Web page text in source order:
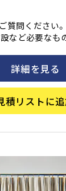
質問ください
など必要なも
詳細を見る
積リストに